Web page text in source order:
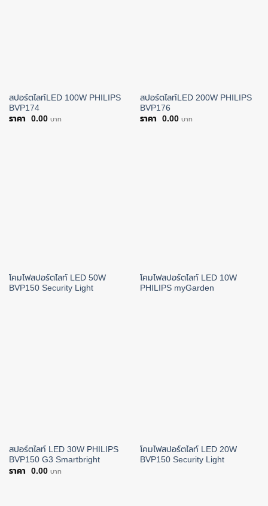
สปอร์ตไลท์LED 100W PHILIPS
BVP174
0.00 บาท
สปอร์ตไลท์LED 200W PHILIPS
BVP176
0.00 บาท
โคมไฟสปอร์ตไลท์ LED 50W
BVP150 Security Light
โคมไฟสปอร์ตไลท์ LED 10W
PHILIPS myGarden
สปอร์ตไลท์ LED 30W PHILIPS
BVP150 G3 Smartbright
0.00 บาท
โคมไฟสปอร์ตไลท์ LED 20W
BVP150 Security Light